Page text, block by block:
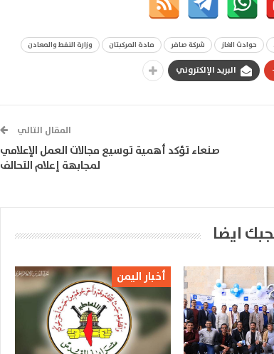
حوادث الغاز شركة صافر مادة المركبتان وزارة النفط والمعادن
البريد الإلكتروني
المقال التالي
صنعاء تؤكد أهمية توسيع مجالات العمل الإعلامي
لمجابهة إعلام التحالف
ايضا
أخبار اليمن